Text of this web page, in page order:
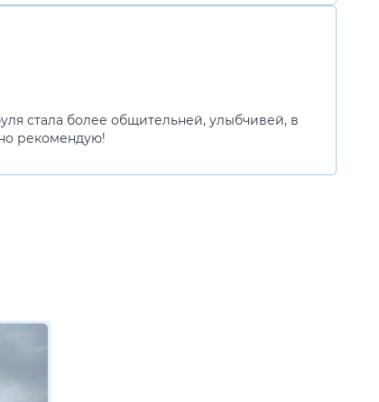
стала более общительней, улыбчивей, в
рекомендую!